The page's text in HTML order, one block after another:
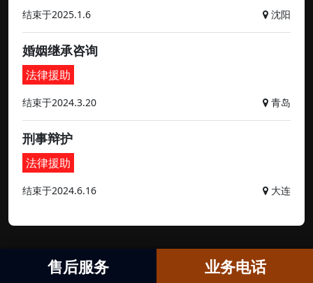
结束于2025.1.6 沈阳
婚姻继承咨询
法律援助
结束于2024.3.20 青岛
刑事辩护
法律援助
结束于2024.6.16 大连
售后服务 业务电话